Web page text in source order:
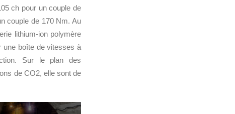
ch pour un couple de
couple de 170 Nm. Au
lithium-ion polymère
une boîte de vitesses à
Sur le plan des
de CO2, elle sont de